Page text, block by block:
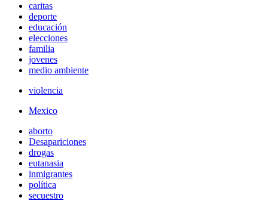
caritas
deporte
educación
elecciones
familia
jovenes
medio ambiente
violencia
Mexico
aborto
Desapariciones
drogas
eutanasia
inmigrantes
política
secuestro